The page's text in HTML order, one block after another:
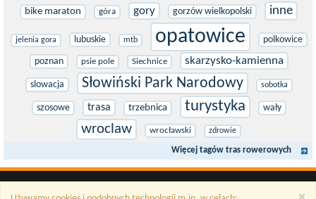
bike maraton góra gory gorzów wielkopolski inne
jelenia gora lubuskie mtb opatowice polkowice
poznan psie pole Siechnice skarzysko-kamienna
slowacja Słowiński Park Narodowy sobotka
szosowe trasa trzebnica turystyka wały
wroclaw wrocławski zdrowie
Więcej tagów tras rowerowych